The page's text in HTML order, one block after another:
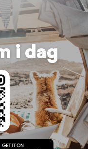
i dag